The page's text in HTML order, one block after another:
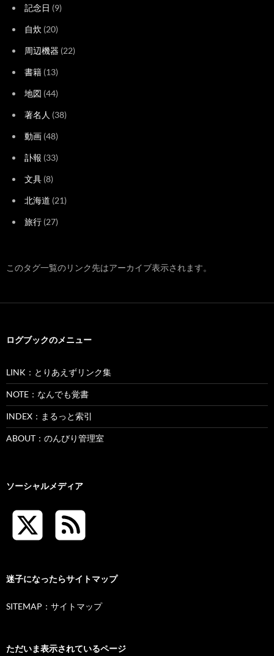
記念日 (9)
自炊 (20)
周辺機器 (22)
書籍 (13)
地図 (44)
著名人 (38)
動画 (48)
訃報 (33)
文具 (8)
北海道 (21)
旅行 (27)
このタグ一覧のリンク先はアーカイブ表示されます。
ログブックのメニュー
LINK：とりあえずリンク集
NOTE：なんでも覚書
INDEX：まるっと索引
ABOUT：のんびり管理室
ソーシャルメディア
迷子になったらサイトマップ
SITEMAP：サイトマップ
ただいま表示されているページ